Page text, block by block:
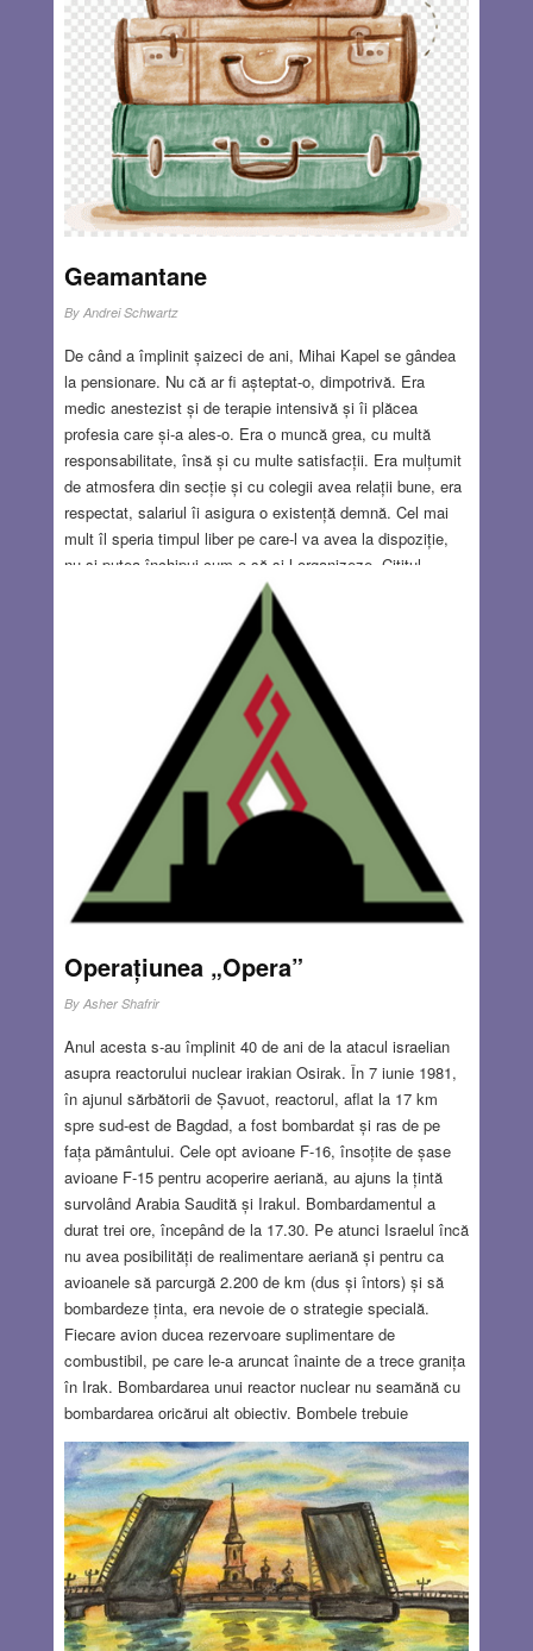
născută în anul 1957, care a crescut în condițiile regimului
de dictatură comunistă și nu a cunoscut regimul de
dictatură legionară și antonesciană în mod direct, cu
numai din lecturi, iar după revoluția din decembrie 1989 a
funcționat în diplomația culturală românească și a fost
căsătorită cu un intelectual evreu din Franța.
Read
more…
JUL 29, 2021 4 COMMENTS
Geamantane
By Andrei Schwartz
De când a împlinit șaizeci de ani, Mihai Kapel se gândea
la pensionare. Nu că ar fi așteptat-o, dimpotrivă. Era
medic anestezist și de terapie intensivă și îi plăcea
profesia care și-a ales-o. Era o muncă grea, cu multă
responsabilitate, însă și cu multe satisfacții. Era mulțumit
de atmosfera din secție și cu colegii avea relații bune, era
respectat, salariul îi asigura o existență demnă. Cel mai
mult îl speria timpul liber pe care-l va avea la dispoziție,
nu-și putea închipui cum o să și-l organizeze. Cititul,
sportul și excursiile, nepoții, diminețile în care se va trezi
cu razele soarelui în ochi, toate acestea îi făceau plăcere,
dar numai la sfârșitul unei zile de muncă obositoare, în
vacanțe și la sfârșiturile de săptămână. O dată pensionat,
nu mai ești util societății, se gândea Mihai. La serbarea
organizată în cinstea pensionării, a auzit numai cuvinte
frumoase din partea colegilor. Parcă ar asista la propria
înmormântare, i-a venit în minte, auzindu-l pe directorul
adjunct cu care nu avuse cele mai bune relații și care îl
lăuda cu zel. La sfârșitul ceremoniei a primit un
geamantan mare, bej, împreună cu urările de bine și de
călătorie plăcută..
Operațiunea „Opera”
By Asher Shafrir
Anul acesta s-au împlinit 40 de ani de la atacul israelian
asupra reactorului nuclear irakian Osirak. În 7 iunie 1981,
în ajunul sărbătorii de Șavuot, reactorul, aflat la 17 km
spre sud-est de Bagdad, a fost bombardat și ras de pe
fața pământului. Cele opt avioane F-16, însoțite de șase
avioane F-15 pentru acoperire aeriană, au ajuns la țintă
survolând Arabia Saudită și Irakul. Bombardamentul a
durat trei ore, începând de la 17.30. Pe atunci Israelul încă
nu avea posibilități de realimentare aeriană și pentru ca
avioanele să parcurgă 2.200 de km (dus și întors) și să
bombardeze ținta, era nevoie de o strategie specială.
Fiecare avion ducea rezervoare suplimentare de
combustibil, pe care le-a aruncat înainte de a trece granița
în Irak. Bombardarea unui reactor nuclear nu seamănă cu
bombardarea oricărui alt obiectiv. Bombele trebuie
aruncate de la o înălțime foarte mică, iar avionul trebuie să
atace în picaj, într-un unghi de 35 de grade. Numai așa
bombele pot penetra cupola de beton. Fiecare avion a
lansat o bombă de o tonă și peste cinci secunde încă una.
Acțiunea s-a derulat exact după plan: din cele 16 bombe,
numai două au ratat. După trei ore reactorul încetase să
existe. Victimele s-au limitat la zece soldați și un consilier
francez. Nu s-a produs nicio contaminare radioactivă,